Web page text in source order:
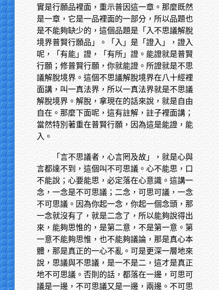
實是行願品裡面，重示普因這一章。那麼既然
是一章，它是一品裡面的一部分，所以品題也
是不能夠缺少的，這個品題是「入不思議解脫
境界普賢行願品」。「入」是「證入」，證入
呢，「有能」證，「有所」證。能證就是普賢
行願；修普賢行願，你就能證。所證就是不思
議解脫境界。這個不思議解脫境界在八十經裡
面講，叫一真法界，所以一真法界就是不思議
解脫境界。解脫，拿現在的話來說，就是自由
自在。那麼下面呢，這有註解，註子裡面講；
當然特別著重在普賢行願，因為這是能證，能
入。
「言不思議者，心言罔及故」，就是心與
言都達不到，這個叫不可思議。心不能思，口
不能說；心要能思，必定落在心意識。這講一
念，一念是不可思議；二念，可思可議，一念
不可思議。因為你起一念，你起一個念頭，那
一念就沒有了，就是二念了，所以能夠說得出
來，能夠思惟的，是第二意，不是第一意。第
一意不能夠思惟，也不能夠議論，那是真心本
體，那是真正的一心不亂。可是更深一層地來
說，思議與不思議，是一不是二，這才是真正
地不可思議。否則的話，都落在一邊，可思可
議是一邊，不可思議又是一邊，兩邊。不可思